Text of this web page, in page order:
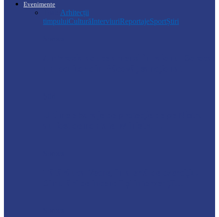
Evenimente
Arhitecții
timpuluiCulturăInterviuriReportajeSportȘtiri